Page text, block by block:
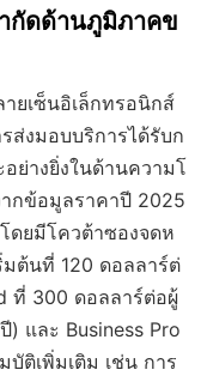
กัดด้านภูมิภาคข
ยเซ็นอิเล็กทรอนิกส์
ส่งมอบบริการได้รับก
ย่างยิ่งในด้านความโ
กข้อมูลราคาปี 2025
ดยมีโควต้าซองจดห
มต้นที่ 120 ดอลลาร์ต่
ที่ 300 ดอลลาร์ต่อผู้
และ Business Pro
ติเพิ่มเติม เช่น การ